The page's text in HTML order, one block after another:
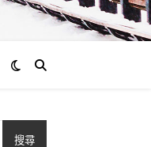
搜尋